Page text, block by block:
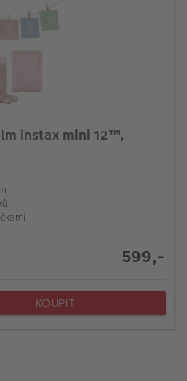
instax mini 12™,
599,-
KOUPIT